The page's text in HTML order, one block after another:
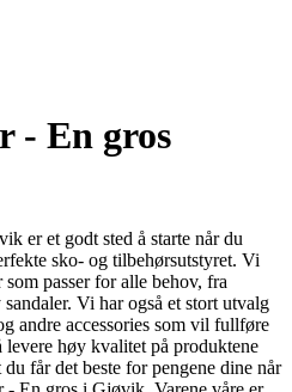
- En gros
er et godt sted å starte når du
sko- og tilbehørsutstyret. Vi
passer for alle behov, fra
Vi har også et stort utvalg
andre accessories som vil fullføre
høy kvalitet på produktene
får det beste for pengene dine når